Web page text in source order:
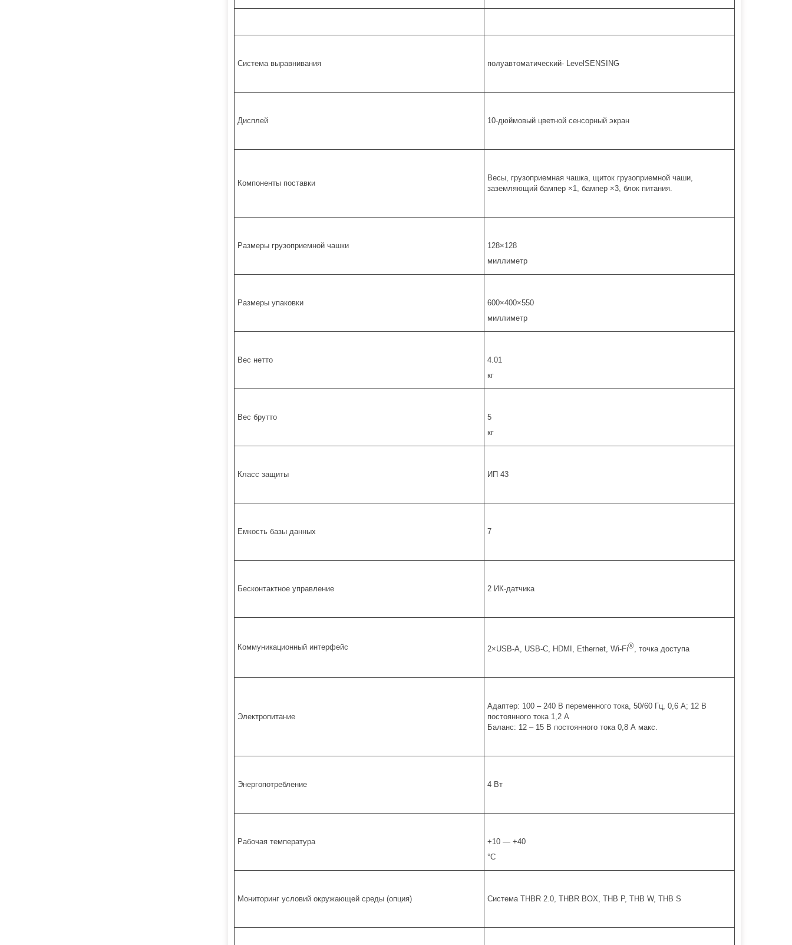
Система выравнивания полуавтоматический- LevelSENSING
Дисплей 10-дюймовый цветной сенсорный экран
Компоненты поставки
Весы, грузоприемная чашка, щиток грузоприемной чаши,
заземляющий бампер ×1, бампер ×3, блок питания.
Размеры грузоприемной чашки
128×128
миллиметр
Размеры упаковки
600×400×550
миллиметр
Вес нетто
4.01
кг
Вес брутто
5
кг
Класс защиты ИП 43
Емкость базы данных 7
Бесконтактное управление 2 ИК-датчика
Коммуникационный интерфейс 2×USB-A, USB-C, HDMI, Ethernet, Wi-Fi®, точка доступа
Электропитание
Адаптер: 100 – 240 В переменного тока, 50/60 Гц, 0,6 А; 12 В
постоянного тока 1,2 А
Баланс: 12 – 15 В постоянного тока 0,8 А макс.
Энергопотребление 4 Вт
Рабочая температура
+10 — +40
°С
Мониторинг условий окружающей среды (опция) Система THBR 2.0, THBR BOX, THB P, THB W, THB S